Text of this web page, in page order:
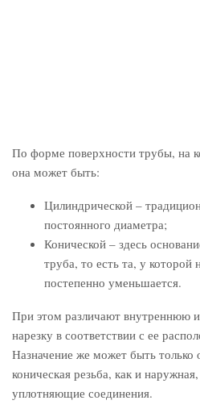
По форме поверхности трубы, на
она может быть:
Цилиндрической –
постоянного диаметра;
Конической – здесь
труба, то есть та, у
постепенно уменьшается.
При этом различают внутреннюю
нарезку в соответствии с ее
Назначение же может быть только
коническая резьба, как и
уплотняющие соединения.